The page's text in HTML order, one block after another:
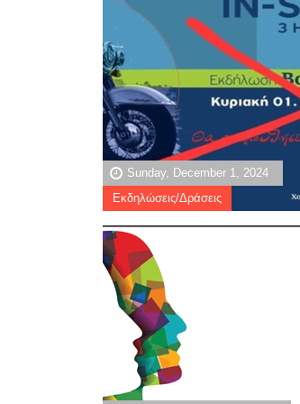
Sunday, December 1, 2024
Εκδηλώσεις/Δράσεις